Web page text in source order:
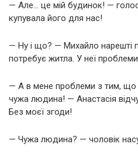
— Але… це мій будинок! — голос
купувала його для нас!
— Ну і що? — Михайло нарешті
потребує житла. У неї
— А в мене проблеми з тим,
чужа людина! — Анастасія
Без моєї згоди!
— Чужа людина? — чоловік